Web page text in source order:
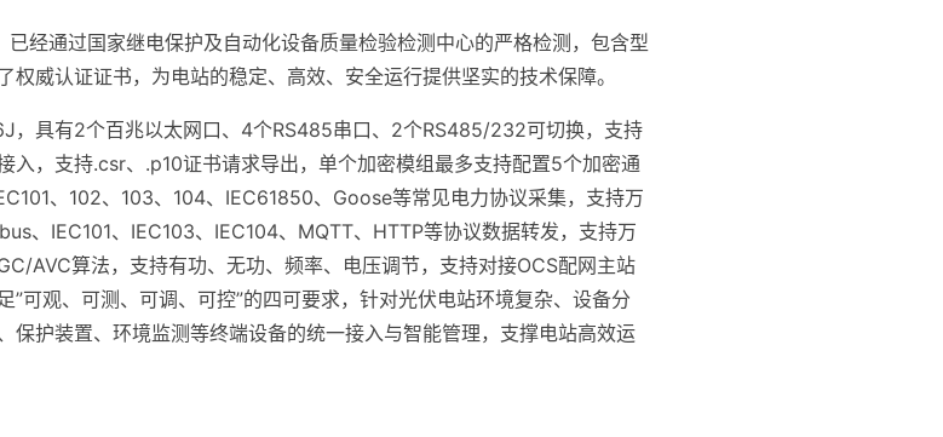
经通过国家继电保护及自动化设备质量检验检测中心的严格检测，包含型
威认证证书，为电站的稳定、高效、安全运行提供坚实的技术保障。
，具有2个百兆以太网口、4个RS485串口、2个RS485/232可切换，支持
，支持.csr、.p10证书请求导出，单个加密模组最多支持配置5个加密通
、102、103、104、IEC61850、Goose等常见电力协议采集，支持万
、IEC101、IEC103、IEC104、MQTT、HTTP等协议数据转发，支持万
AVC算法，支持有功、无功、频率、电压调节，支持对接OCS配网主站
”可观、可测、可调、可控”的四可要求，针对光伏电站环境复杂、设备分
保护装置、环境监测等终端设备的统一接入与智能管理，支撑电站高效运